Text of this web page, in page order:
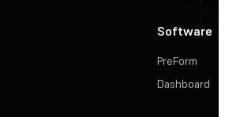
Software
PreForm
Dashboard